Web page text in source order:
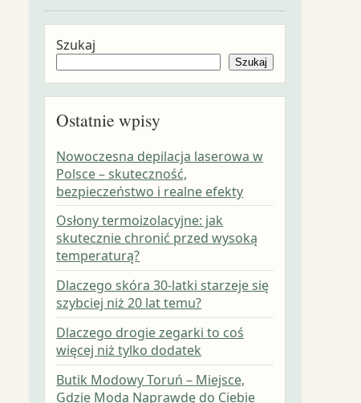
Szukaj
Szukaj
Ostatnie wpisy
Nowoczesna depilacja laserowa w
Polsce – skuteczność,
bezpieczeństwo i realne efekty
Osłony termoizolacyjne: jak
skutecznie chronić przed wysoką
temperaturą?
Dlaczego skóra 30-latki starzeje się
szybciej niż 20 lat temu?
Dlaczego drogie zegarki to coś
więcej niż tylko dodatek
Butik Modowy Toruń – Miejsce,
Gdzie Moda Naprawdę do Ciebie